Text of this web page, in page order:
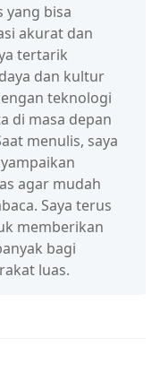
yang bisa
akurat dan
tertarik
dan kultur
teknologi
di masa depan
menulis, saya
agar mudah
Saya terus
memberikan
bagi
luas.